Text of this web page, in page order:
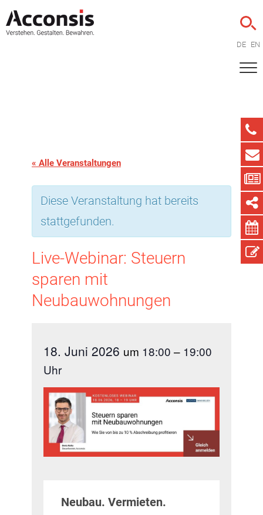
DE EN
« Alle Veranstaltungen
Diese Veranstaltung hat bereits
stattgefunden.
Live-Webinar: Steuern
sparen mit
Neubauwohnungen
18. Juni 2026 um 18:00 – 19:00
Neubau. Vermieten.